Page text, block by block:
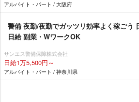
アルバイト・パート / 大阪府
警備 夜勤/夜勤でガッツリ効率よく稼ごう
日給 副業・WワークOK
サンエス警備保障株式会社
日給1万5,500円～
アルバイト・パート / 神奈川県